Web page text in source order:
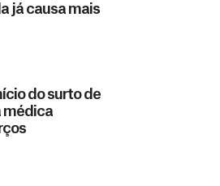
já causa mais
do surto de
médica